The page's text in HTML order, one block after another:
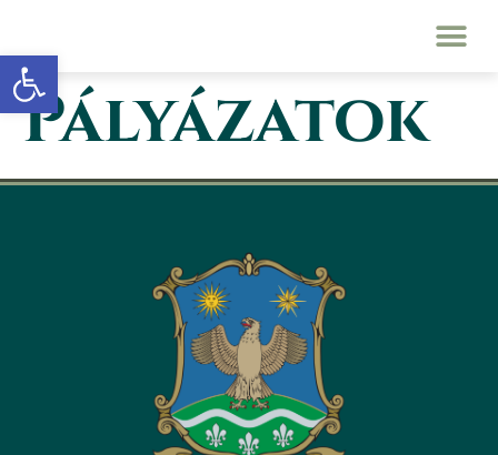
Eszköztár megnyitása
Pályázatok